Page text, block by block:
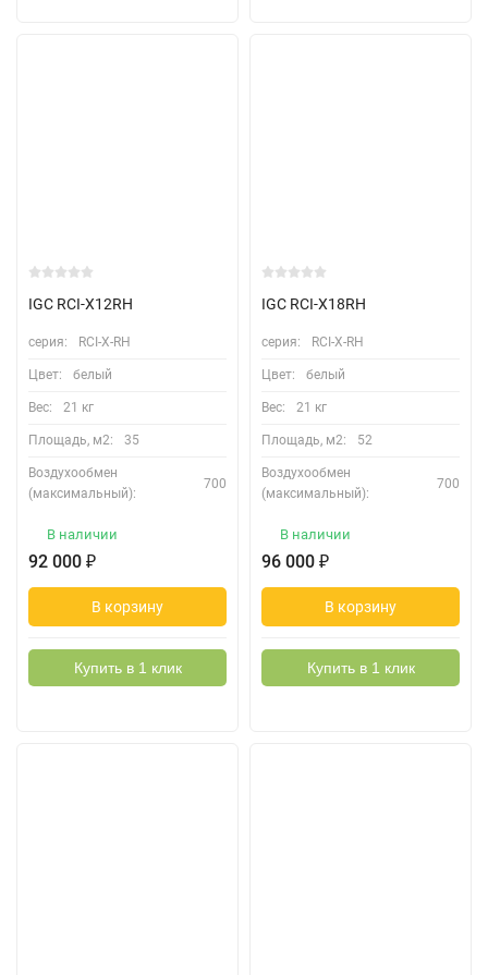
IGC RCI-X12RH
серия: RCI-X-RH
Цвет: белый
Вес: 21 кг
Площадь, м2: 35
Воздухообмен
(максимальный):
700
В наличии
92 000 ₽
В корзину
Купить в 1 клик
IGC RCI-X18RH
серия: RCI-X-RH
Цвет: белый
Вес: 21 кг
Площадь, м2: 52
Воздухообмен
(максимальный):
700
В наличии
96 000 ₽
В корзину
Купить в 1 клик